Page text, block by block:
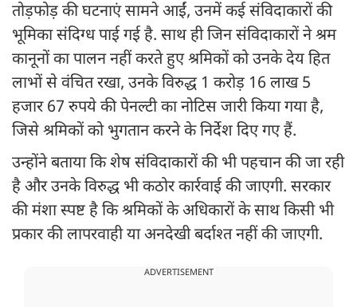
तोड़फोड़ की घटनाएं सामने आईं, उनमें कई संविदाकारों की
भूमिका संदिग्ध पाई गई है. साथ ही जिन संविदाकारों ने श्रम
कानूनों का पालन नहीं करते हुए श्रमिकों को उनके देय हित
लाभों से वंचित रखा, उनके विरुद्ध 1 करोड़ 16 लाख 5
हजार 67 रुपये की पेनल्टी का नोटिस जारी किया गया है,
जिसे श्रमिकों को भुगतान करने के निर्देश दिए गए हैं.
उन्होंने बताया कि शेष संविदाकारों की भी पहचान की जा रही
है और उनके विरुद्ध भी कठोर कार्रवाई की जाएगी. सरकार
की मंशा स्पष्ट है कि श्रमिकों के अधिकारों के साथ किसी भी
प्रकार की लापरवाही या अनदेखी बर्दाश्त नहीं की जाएगी.
ADVERTISEMENT